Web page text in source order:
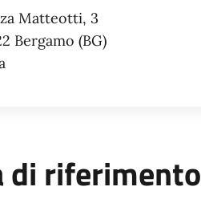
Matteotti, 3
Bergamo BG
di riferimento